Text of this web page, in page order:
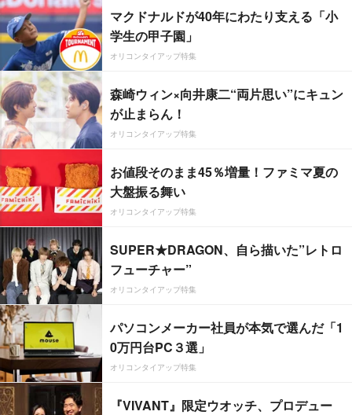
マクドナルドが40年にわたり支える「小
学生の甲子園」
オリコンタイアップ特集
森崎ウィン×向井康二“両片思い”にキュン
が止まらん！
オリコンタイアップ特集
お値段そのまま45％増量！ファミマ夏の
大盤振る舞い
オリコンタイアップ特集
SUPER★DRAGON、自ら描いた”レトロ
フューチャー”
オリコンタイアップ特集
パソコンメーカー社員が本気で選んだ「1
0万円台PC３選」
オリコンタイアップ特集
『VIVANT』限定ウオッチ、プロデュー